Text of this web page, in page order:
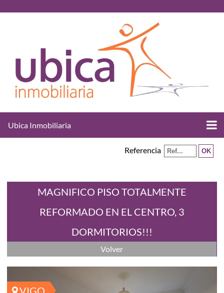
Ubica Inmobiliaria
Referencia
MAGNIFICO PISO TOTALMENTE
REFORMADO EN EL CENTRO, 3
DORMITORIOS!!!
Volver
VIGO